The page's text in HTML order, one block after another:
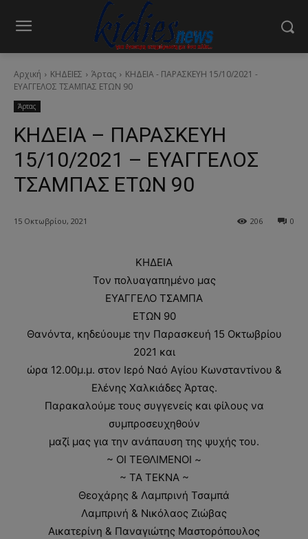
Αρχική ΚΗΔΕΙΕΣ Άρτας
ΚΗΔΕΙΑ - ΠΑΡΑΣΚΕΥΗ 15/10/2021 -
ΕΥΑΓΓΕΛΟΣ ΤΣΑΜΠΑΣ ΕΤΩΝ 90
Άρτας
ΚΗΔΕΙΑ – ΠΑΡΑΣΚΕΥΗ
15/10/2021 – ΕΥΑΓΓΕΛΟΣ
ΤΣΑΜΠΑΣ ΕΤΩΝ 90
15 Οκτωβρίου, 2021 0
206
ΚΗΔΕΙΑ
Τον πολυαγαπημένο μας
ΕΥΑΓΓΕΛΟ ΤΣΑΜΠΑ
ΕΤΩΝ 90
Θανόντα, κηδεύουμε την Παρασκευή 15 Οκτωβρίου
2021 και
ώρα 12.00μ.μ. στον Ιερό Ναό Αγίου Κωνσταντίνου &
Ελένης Χαλκιάδες Άρτας.
Παρακαλούμε τους συγγενείς και φίλους να
συμπροσευχηθούν
μαζί μας για την ανάπαυση της ψυχής του.
~ ΟΙ ΤΕΘΛΙΜΕΝΟΙ ~
~ ΤΑ ΤΕΚΝΑ ~
Θεοχάρης & Λαμπρινή Τσαμπά
Λαμπρινή & Νικόλαος Ζιώβας
Αικατερίνη & Παναγιώτης Μαστορόπουλος